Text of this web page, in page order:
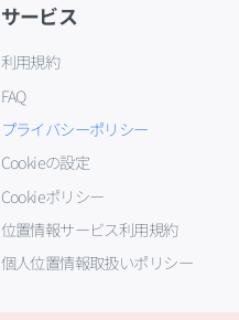
サービス
利用規約
FAQ
プライバシーポリシー
Cookieの設定
Cookieポリシー
位置情報サービス利用規約
個人位置情報取扱いポリシー